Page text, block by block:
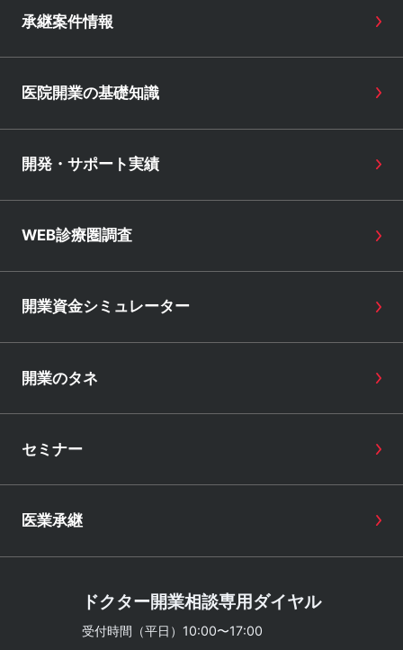
承継案件情報
医院開業の基礎知識
開発・サポート実績
WEB診療圏調査
開業資金シミュレーター
開業のタネ
セミナー
医業承継
ドクター開業相談専用ダイヤル
受付時間（平日）10:00〜17:00